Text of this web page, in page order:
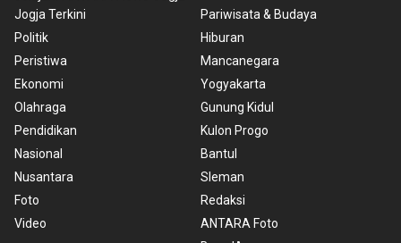
Jogja Terkini
Politik
Peristiwa
Ekonomi
Olahraga
Pendidikan
Nasional
Nusantara
Foto
Video
Pariwisata & Budaya
Hiburan
Mancanegara
Yogyakarta
Gunung Kidul
Kulon Progo
Bantul
Sleman
Redaksi
ANTARA Foto